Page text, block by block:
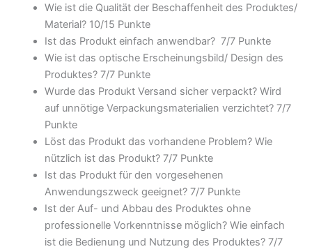
Wie ist die Qualität der Beschaffenheit des Produktes/
Material? 10/15 Punkte
Ist das Produkt einfach anwendbar? 7/7 Punkte
Wie ist das optische Erscheinungsbild/ Design des
Produktes? 7/7 Punkte
Wurde das Produkt Versand sicher verpackt? Wird
auf unnötige Verpackungsmaterialien verzichtet? 7/7
Punkte
Löst das Produkt das vorhandene Problem? Wie
nützlich ist das Produkt? 7/7 Punkte
Ist das Produkt für den vorgesehenen
Anwendungszweck geeignet? 7/7 Punkte
Ist der Auf- und Abbau des Produktes ohne
professionelle Vorkenntnisse möglich? Wie einfach
ist die Bedienung und Nutzung des Produktes? 7/7